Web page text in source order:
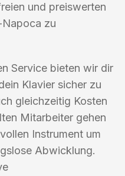
und preiswerten
zu
Service bieten wir dir
Klavier sicher zu
gleichzeitig Kosten
Mitarbeiter gehen
Instrument um
Abwicklung.